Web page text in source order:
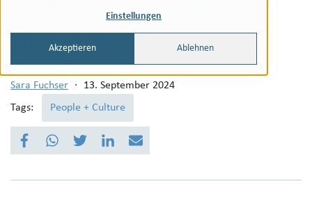
Einstellungen
Akzeptieren Ablehnen
Consultant OnPrem +
Network
Sara Fuchser ·
13. September 2024
Tags:
People + Culture